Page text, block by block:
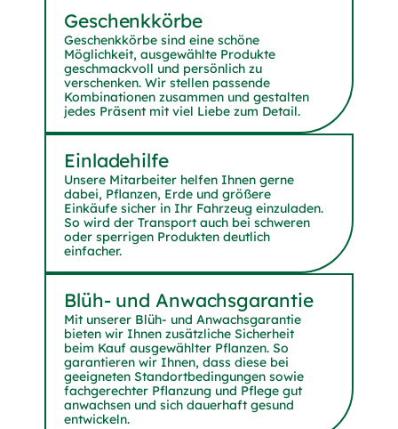
Geschenk­körbe
Geschenkkörbe sind eine schöne
Möglichkeit, ausgewählte Produkte
geschmackvoll und persönlich zu
verschenken. Wir stellen passende
Kombinationen zusammen und gestalten
jedes Präsent mit viel Liebe zum Detail.
Einlade­hilfe
Unsere Mitarbeiter helfen Ihnen gerne
dabei, Pflanzen, Erde und größere
Einkäufe sicher in Ihr Fahrzeug einzuladen.
So wird der Transport auch bei schweren
oder sperrigen Produkten deutlich
einfacher.
Blüh- und Anwachs­garantie
Mit unserer Blüh- und Anwachsgarantie
bieten wir Ihnen zusätzliche Sicherheit
beim Kauf ausgewählter Pflanzen. So
garantieren wir Ihnen, dass diese bei
geeigneten Standortbedingungen sowie
fachgerechter Pflanzung und Pflege gut
anwachsen und sich dauerhaft gesund
entwickeln.